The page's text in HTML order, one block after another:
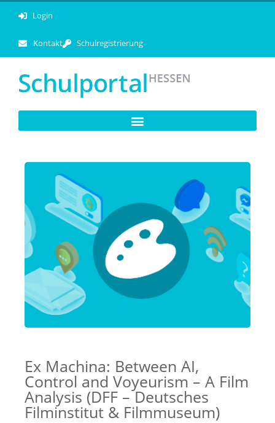
Login
Kontakt Schulregistrierung
Ex Machina: Between AI,
Control and Voyeurism – A Film
Analysis (DFF – Deutsches
Filminstitut & Filmmuseum)